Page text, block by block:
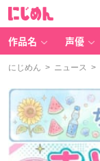
作品名 声優
にじめん > ニュース >